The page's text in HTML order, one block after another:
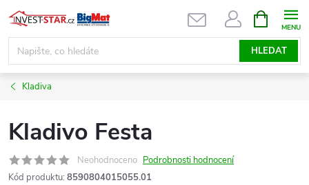
Přejít
na
obsah
HLEDAT
NÁKUPNÍ
KOŠÍK
Kladiva
Kladivo Festa
Neohodnoceno Podrobnosti hodnocení
Kód produktu: 8590804015055.01